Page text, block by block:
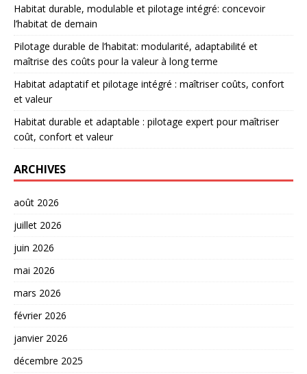
Habitat durable, modulable et pilotage intégré: concevoir
l’habitat de demain
Pilotage durable de l’habitat: modularité, adaptabilité et
maîtrise des coûts pour la valeur à long terme
Habitat adaptatif et pilotage intégré : maîtriser coûts, confort
et valeur
Habitat durable et adaptable : pilotage expert pour maîtriser
coût, confort et valeur
ARCHIVES
août 2026
juillet 2026
juin 2026
mai 2026
mars 2026
février 2026
janvier 2026
décembre 2025